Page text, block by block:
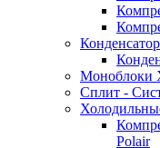
Моноблоки
Сплит -
Polair